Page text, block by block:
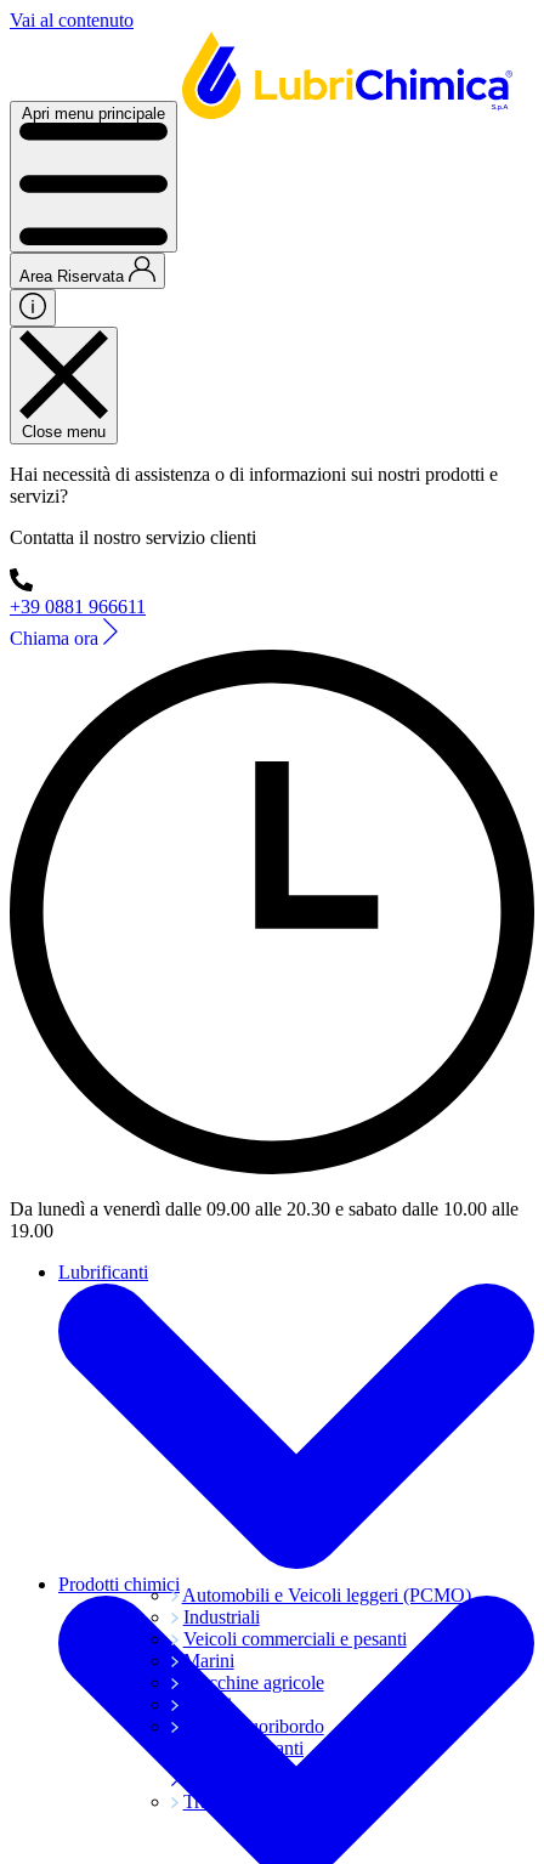
Vai al contenuto
Apri menu principale
Area Riservata
Close menu
Hai necessità di assistenza o di informazioni sui nostri prodotti e
servizi?
Contatta il nostro servizio clienti
+39 0881 966611
Chiama ora
Da lunedì a venerdì dalle 09.00 alle 20.30 e sabato dalle 10.00 alle
19.00
Lubrificanti
Automobili e Veicoli leggeri (PCMO)
Industriali
Veicoli commerciali e pesanti
Marini
Macchine agricole
Grassi
Moto e fuoribordo
Tutti i lubrificanti
Trasmissioni
Prodotti chimici